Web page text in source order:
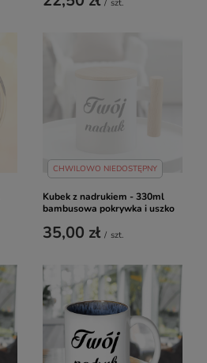
/ szt.
CHWILOWO NIEDOSTĘPNY
Kubek z nadrukiem - 330ml
bambusowa pokrywka i uszko
35,00 zł / szt.